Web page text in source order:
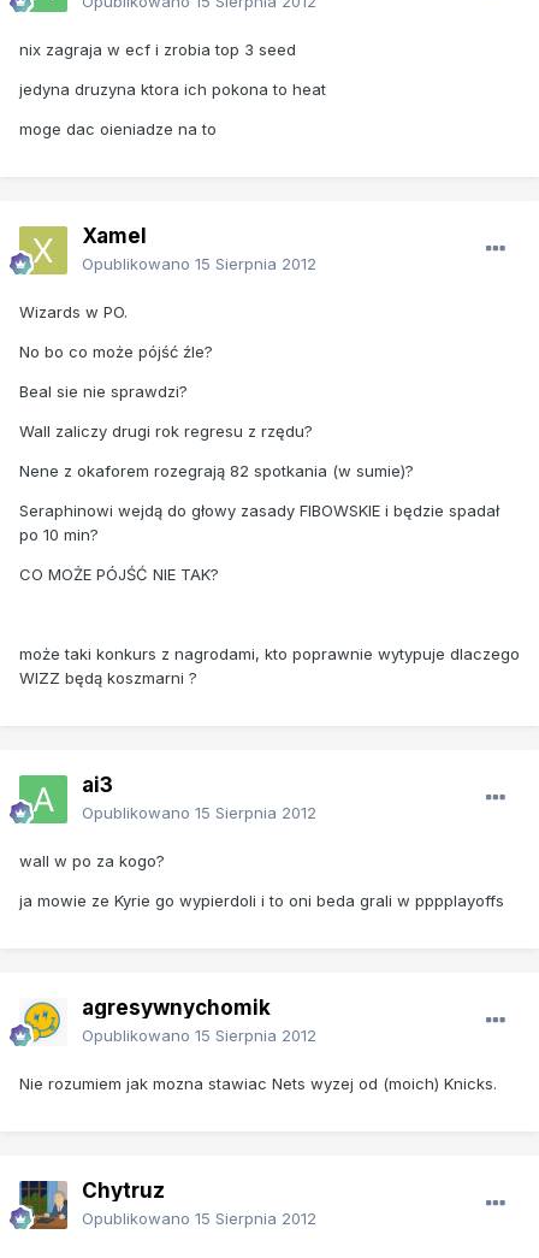
nix zagraja w ecf i zrobia top 3 seed
jedyna druzyna ktora ich pokona to heat
moge dac oieniadze na to
Xamel
Opublikowano 15 Sierpnia 2012
Wizards w PO.
No bo co może pójść źle?
Beal sie nie sprawdzi?
Wall zaliczy drugi rok regresu z rzędu?
Nene z okaforem rozegrają 82 spotkania (w sumie)?
Seraphinowi wejdą do głowy zasady FIBOWSKIE i będzie spadał
po 10 min?
CO MOŻE PÓJŚĆ NIE TAK?
może taki konkurs z nagrodami, kto poprawnie wytypuje dlaczego
WIZZ będą koszmarni ?
ai3
Opublikowano 15 Sierpnia 2012
wall w po za kogo?
ja mowie ze Kyrie go wypierdoli i to oni beda grali w pppplayoffs
agresywnychomik
Opublikowano 15 Sierpnia 2012
Nie rozumiem jak mozna stawiac Nets wyzej od (moich) Knicks.
Chytruz
Opublikowano 15 Sierpnia 2012